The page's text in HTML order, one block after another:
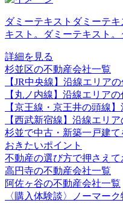
ダミーテキストダミーテ
キスト。ダミーテキスト。
詳細を見る
杉並区の不動産会社一覧
【JR中央線】沿線エリア
【丸ノ内線】沿線エリア
【京王線・京王井の頭線
【西武新宿線】沿線エリ
杉並で中古・新築一戸建
おきたいポイント
不動産の選び方で押さえて
高円寺の不動産会社一覧
阿佐ヶ谷の不動産会社一覧
〈購入体験談〉ノーマー